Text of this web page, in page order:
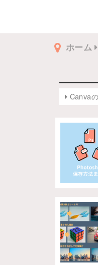
ホーム
Canva